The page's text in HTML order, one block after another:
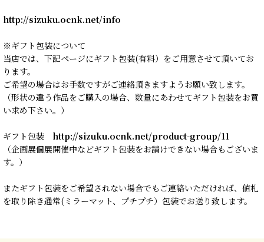
http://sizuku.ocnk.net/info
※ギフト包装について
当店では、下記ページにギフト包装(有料）をご用意させて頂いてお
ります。
ご希望の場合はお手数ですがご連絡頂きますようお願い致します。
（形状の違う作品をご購入の場合、数量にあわせてギフト包装をお買
い求め下さい。）
ギフト包装 http://sizuku.ocnk.net/product-group/11
（企画展個展開催中などギフト包装をお請けできない場合もございま
す。）
またギフト包装をご希望されない場合でもご連絡いただければ、値札
を取り除き通常(ミラーマット、プチプチ）包装でお送り致します。